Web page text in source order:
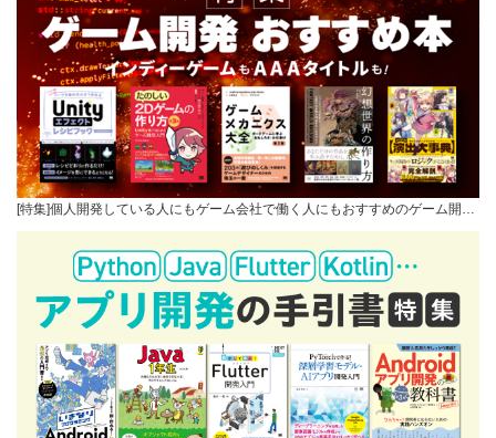
[特集]個人開発している人にもゲーム会社で働く人にもおすすめのゲーム開…